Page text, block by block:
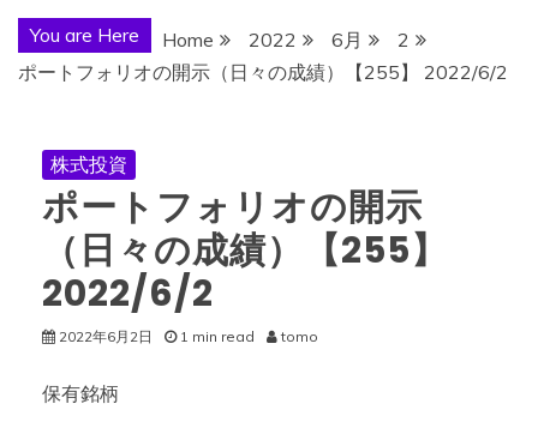
You are Here Home 2022 6月
2
ポートフォリオの開示（日々の成績）【255】 2022/6/2
株式投資
ポートフォリオの開示
（日々の成績）【255】
2022/6/2
2022年6月2日 1 min read tomo
保有銘柄